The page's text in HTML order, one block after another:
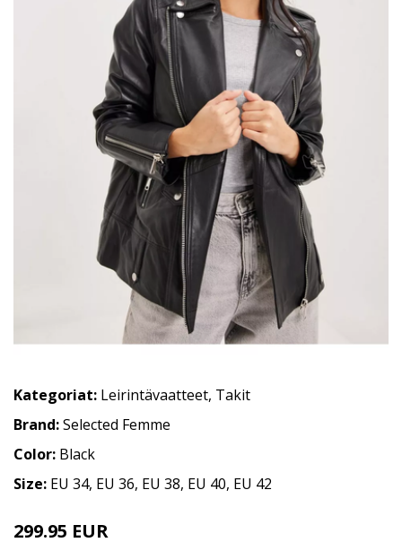
Kategoriat: Leirintävaatteet, Takit
Brand:Selected Femme
Color: Black
Size: EU 34, EU 36, EU 38, EU 40, EU 42
299.95 EUR